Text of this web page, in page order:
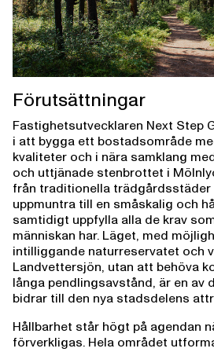
Förutsättningar
Fastighetsutvecklaren Next Step
i att bygga ett bostadsområde
kvaliteter och i nära samklang
och uttjänade stenbrottet i
från traditionella trädgårdsstäder
uppmuntra till en småskalig och
samtidigt uppfylla alla de krav
människan har. Läget, med
intilliggande naturreservatet och
Landvettersjön, utan att behöva
långa pendlingsavstånd, är en av
bidrar till den nya stadsdelens
​Hållbarhet står högt på agendan
förverkligas. Hela området